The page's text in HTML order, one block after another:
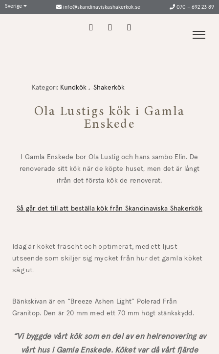
Sverige info@skandinaviskashakerkok.se 070 – 692 23 89
Kategori: Kundkök Shakerkök
Ola Lustigs kök i Gamla
Enskede
I Gamla Enskede bor Ola Lustig och hans sambo Elin. De
renoverade sitt kök när de köpte huset, men det är långt
ifrån det första kök de renoverat.
Så går det till att beställa kök från Skandinaviska Shakerkök
Idag är köket fräscht och optimerat, med ett ljust
utseende som skiljer sig mycket från hur det gamla köket
såg ut.
Bänkskivan är en “Breeze Ashen Light” Polerad Från
Granitop. Den är 20 mm med ett 70 mm högt stänkskydd.
“Vi byggde vårt kök som en del av en helrenovering av
vårt hus i Gamla Enskede. Köket var då vårt fjärde